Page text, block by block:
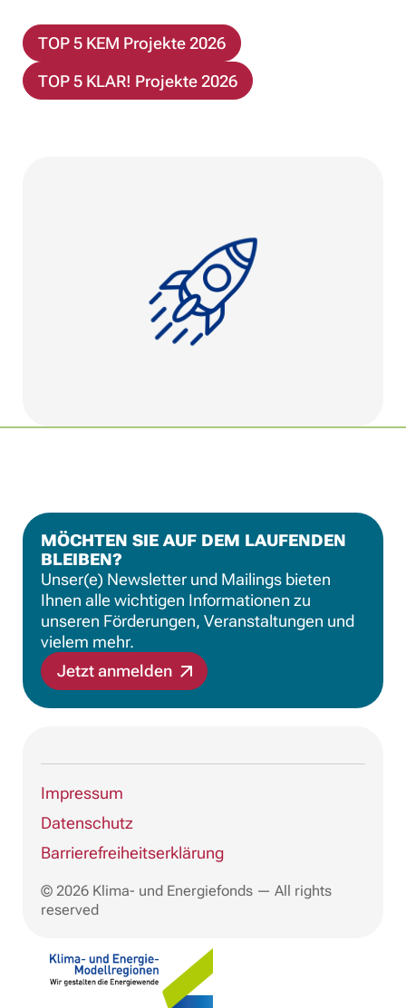
TOP 5 KEM Projekte 2026
TOP 5 KLAR! Projekte 2026
MÖCHTEN SIE AUF DEM LAUFENDEN
BLEIBEN?
Unser(e) Newsletter und Mailings bieten
Ihnen alle wichtigen Informationen zu
unseren Förderungen, Veranstaltungen und
vielem mehr.
Jetzt anmelden
Impressum
Datenschutz
Barrierefreiheitserklärung
© 2026 Klima- und Energiefonds — All rights
reserved